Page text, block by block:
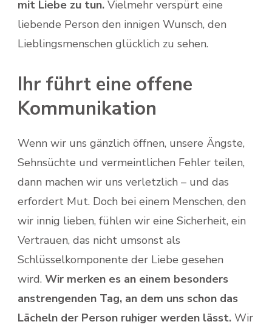
mit Liebe zu tun. Vielmehr verspürt eine
liebende Person den innigen Wunsch, den
Lieblingsmenschen glücklich zu sehen.
Ihr führt eine offene
Kommunikation
Wenn wir uns gänzlich öffnen, unsere Ängste,
Sehnsüchte und vermeintlichen Fehler teilen,
dann machen wir uns verletzlich – und das
erfordert Mut. Doch bei einem Menschen, den
wir innig lieben, fühlen wir eine Sicherheit, ein
Vertrauen, das nicht umsonst als
Schlüsselkomponente der Liebe gesehen
wird. Wir merken es an einem besonders
anstrengenden Tag, an dem uns schon das
Lächeln der Person ruhiger werden lässt. Wir